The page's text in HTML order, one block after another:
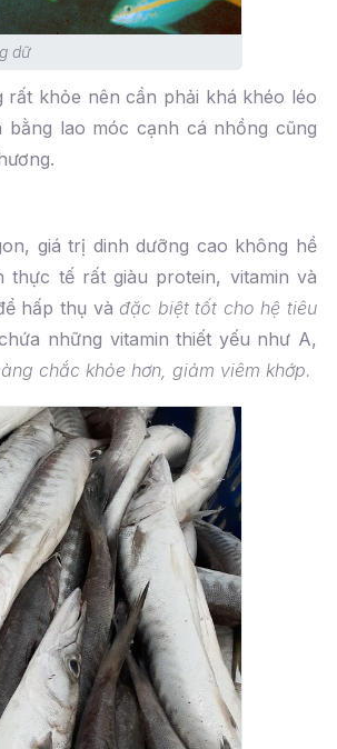
dữ
khỏe nên cần phải khá khéo léo
lao móc cạnh cá nhồng cũng
giá trị dinh dưỡng cao không hề
tế rất giàu protein, vitamin và
hấp thụ và đặc biệt tốt cho hệ tiêu
những vitamin thiết yếu như A,
chắc khỏe hơn, giảm viêm khớp.